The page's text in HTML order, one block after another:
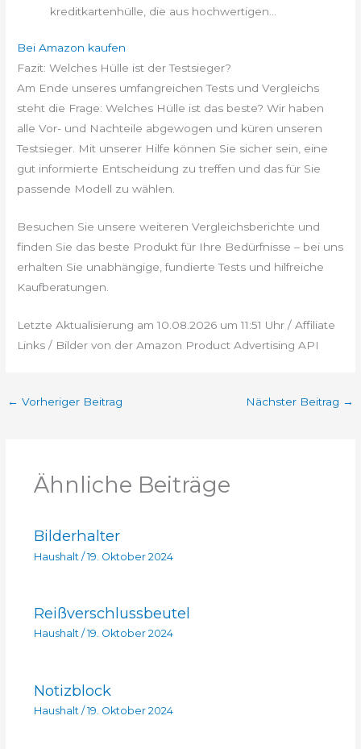
kreditkartenhülle, die aus hochwertigen...
Bei Amazon kaufen
Fazit: Welches Hülle ist der Testsieger?
Am Ende unseres umfangreichen Tests und Vergleichs
steht die Frage: Welches Hülle ist das beste? Wir haben
alle Vor- und Nachteile abgewogen und küren unseren
Testsieger. Mit unserer Hilfe können Sie sicher sein, eine
gut informierte Entscheidung zu treffen und das für Sie
passende Modell zu wählen.
Besuchen Sie unsere weiteren Vergleichsberichte und
finden Sie das beste Produkt für Ihre Bedürfnisse – bei uns
erhalten Sie unabhängige, fundierte Tests und hilfreiche
Kaufberatungen.
Letzte Aktualisierung am 10.08.2026 um 11:51 Uhr / Affiliate
Links / Bilder von der Amazon Product Advertising API
← Vorheriger Beitrag Nächster Beitrag →
Ähnliche Beiträge
Bilderhalter
Haushalt /19. Oktober 2024
Reißverschlussbeutel
Haushalt/ 19. Oktober 2024
Notizblock
Haushalt/ 19. Oktober 2024